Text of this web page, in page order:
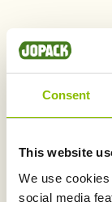
Consent
This website
We use
social media